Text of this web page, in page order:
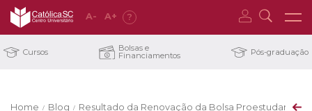
A- A+ ?
Cursos Bolsas e
Financiamentos Pós-graduação
Home / Blog / Resultado da Renovação da Bolsa Proestudante